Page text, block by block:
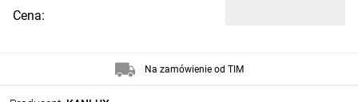
Cena:
Na zamówienie od TIM